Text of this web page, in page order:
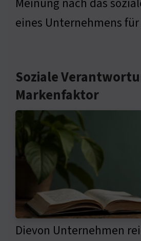
eines Unternehmens für
Soziale
Markenfaktor
Dievon Unternehmen